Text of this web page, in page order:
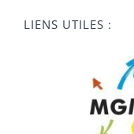
LIENS UTILES :